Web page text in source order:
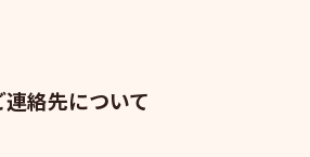
連絡先について